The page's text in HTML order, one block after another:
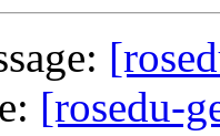
[rosedu-